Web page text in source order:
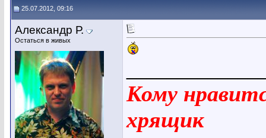
25.07.2012, 09:16
Александр Р.
Остаться в живых
Кому
хрящик